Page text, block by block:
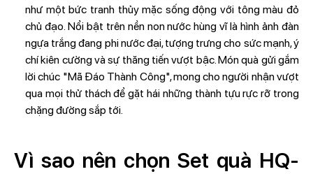
như một bức tranh thủy mặc sống động với tông màu đỏ
chủ đạo. Nổi bật trên nền non nước hùng vĩ là hình ảnh đàn
ngựa trắng đang phi nước đại, tượng trưng cho sức mạnh, ý
chí kiên cường và sự thăng tiến vượt bậc. Món quà gửi gắm
lời chúc "Mã Đáo Thành Công", mong cho người nhận vượt
qua mọi thử thách để gặt hái những thành tựu rực rỡ trong
chặng đường sắp tới.
Vì sao nên chọn Set quà HQ-